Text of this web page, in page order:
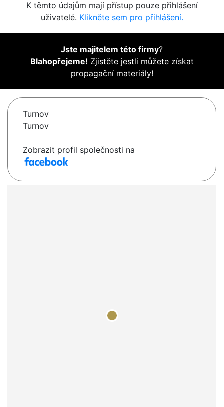
K těmto údajům mají přístup pouze přihlášení
uživatelé. Klikněte sem pro přihlášení.
Jste majitelem této firmy?
Blahopřejeme! Zjistěte jestli můžete získat
propagační materiály!
Turnov
Turnov
Zobrazit profil společnosti na